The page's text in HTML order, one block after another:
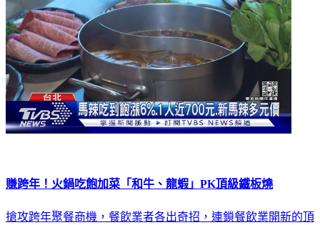
賺跨年！火鍋吃飽加菜「和牛、龍蝦」PK頂級鐵板燒
搶攻跨年聚餐商機，餐飲業者各出奇招，連鎖餐飲業開新的頂